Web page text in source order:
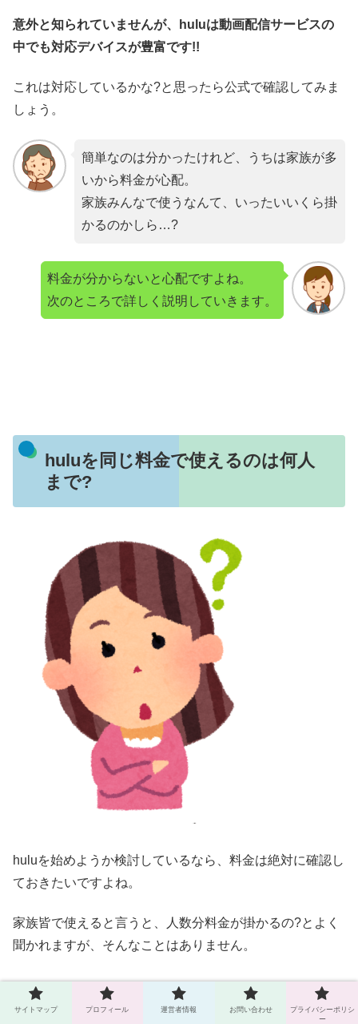
意外と知られていませんが、huluは動画配信サービスの
中でも対応デバイスが豊富です!!
これは対応しているかな?と思ったら公式で確認してみま
しょう。
簡単なのは分かったけれど、うちは家族が多
いから料金が心配。
家族みんなで使うなんて、いったいいくら掛
かるのかしら…?
料金が分からないと心配ですよね。
次のところで詳しく説明していきます。
huluを同じ料金で使えるのは何人
まで?
huluを始めようか検討しているなら、料金は絶対に確認し
ておきたいですよね。
家族皆で使えると言うと、人数分料金が掛かるの?とよく
聞かれますが、そんなことはありません。
サイトマップ プロフィール 運営者情報 お問い合わせ
プライバシーポリシ
ー